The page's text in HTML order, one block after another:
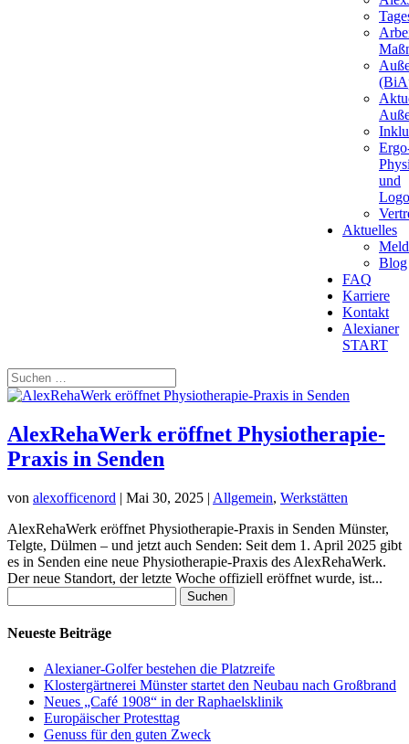
und
Aktuelles
Blog
FAQ
Karriere
Kontakt
Alexianer
START
AlexRehaWerk eröffnet Physiotherapie-
Praxis in Senden
von alexofficenord | Mai 30, 2025 | Allgemein, Werkstätten
AlexRehaWerk eröffnet Physiotherapie-Praxis in Senden Münster,
Telgte, Dülmen – und jetzt auch Senden: Seit dem 1. April 2025 gibt
es in Senden eine neue Physiotherapie-Praxis des AlexRehaWerk.
Der neue Standort, der letzte Woche offiziell eröffnet wurde, ist...
nach:
Neueste Beiträge
Alexianer-Golfer bestehen die Platzreife
Klostergärtnerei Münster startet den Neubau nach Großbrand
Neues „Café 1908“ in der Raphaelsklinik
Europäischer Protesttag
Genuss für den guten Zweck